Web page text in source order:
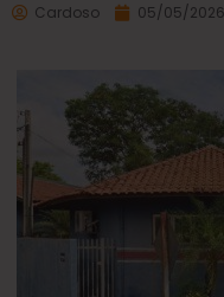
Cardoso 05/05/2026